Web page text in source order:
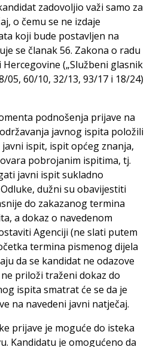
zadovoljio važi samo za
o čemu se ne izdaje
koji bude postavljen na
se članаk 56. Zakona o radu
(„Službeni glasnik
05, 60/10, 32/13, 93/17 i 18/24)
podnošenja prijave na
javnog ispita položili
ispit, ispit općeg znanja,
pobrojanim ispitima, tj.
javni ispit sukladno
dužni su obavijestiti
do zakazanog termina
a dokaz o navedenom
Agenciji (ne slati putem
termina pismenog dijela
da se kandidat ne odazove
priloži traženi dokaz do
ispita smatrat će se da je
na navedeni javni natječaj.
prijave je moguće do isteka
Kandidatu je omogućeno da